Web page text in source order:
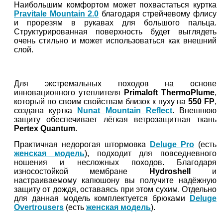
Наибольшим комфортом может похвастаться куртка
Pravitale Mountain 2.0 благодаря стрейчевому флису
и прорезям в рукавах для большого пальца.
Структурированная поверхность будет выглядеть
очень стильно и может использоваться как внешний
слой.
Для экстремальных походов на основе
инновационного утеплителя
Primaloft ThermoPlume,
который по своим свойствам близок к пуху на550 FP,
создана куртка
Nunat Mountain Reflect. Внешнюю
защиту обеспечивает лёгкая ветрозащитная ткань
Pertex Quantum.
Практичная недорогая штормовка
Deluge Pro (есть
женская модель), подходит для повседневного
ношения и несложных походов. Благодаря
износостойкой мембране
Hydroshell
и
настраиваемому капюшону вы получите надёжную
защиту от дождя, оставаясь при этом сухим. Отдельно
для данная модель комплектуется брюками
Deluge
Overtrousers (есть женская модель).